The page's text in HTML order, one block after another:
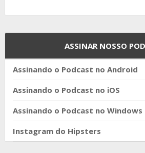
ASSINAR NOSSO
Assinando o Podcast no Android
Assinando o Podcast no iOS
Assinando o Podcast no Windows
Instagram do Hipsters